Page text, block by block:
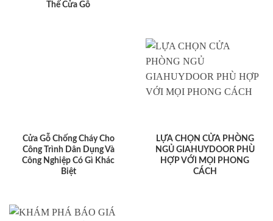
Thế Cửa Gỗ
Cửa Gỗ Chống Cháy Cho
Công Trình Dân Dụng Và
Công Nghiệp Có Gì Khác
Biệt
LỰA CHỌN CỬA PHÒNG
NGỦ GIAHUYDOOR PHÙ
HỢP VỚI MỌI PHONG
CÁCH